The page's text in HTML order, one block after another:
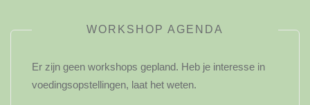
WORKSHOP AGENDA
Er zijn geen workshops gepland. Heb je interesse in
voedingsopstellingen, laat het weten.